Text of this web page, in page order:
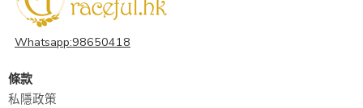
Whatsapp:98650418
條款
私隱政策